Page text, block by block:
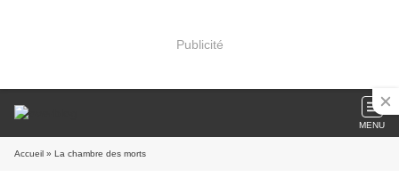
Publicité
MENU
Accueil » La chambre des morts